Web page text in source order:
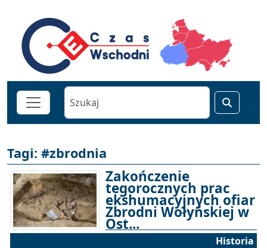
Tagi: #zbrodnia
Zakończenie
tegorocznych prac
ekshumacyjnych ofiar
Zbrodni Wołyńskiej w
Ost...
Historia